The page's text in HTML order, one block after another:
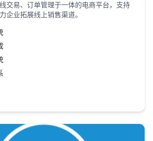
交易、订单管理于一体的电商平台，支持
企业拓展线上销售渠道。